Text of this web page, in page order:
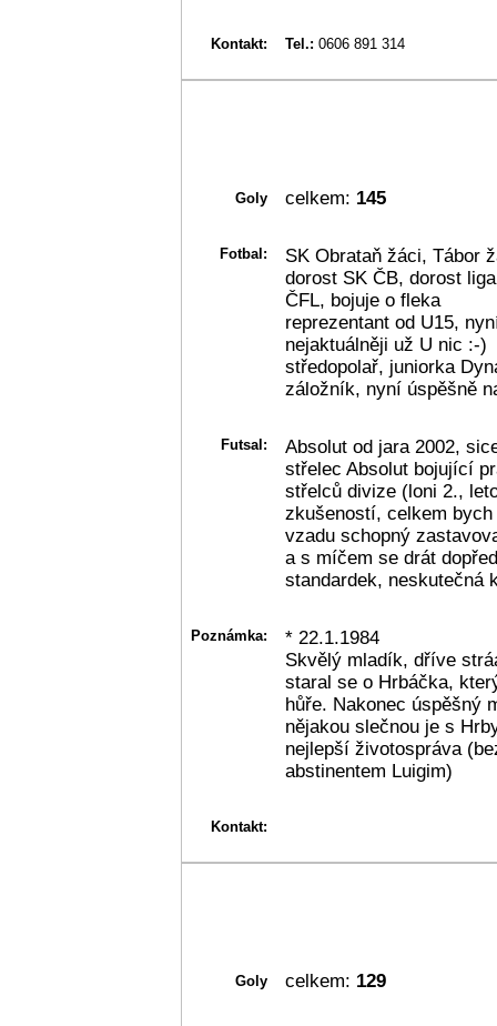
Kontakt: Tel.: 0606 891 314
Goly celkem: 145
Fotbal:
SK Obrataň žáci, Tábor
dorost SK ČB, dorost
ČFL, bojuje o fleka
reprezentant od U15,
nejaktuálněji už U nic :-)
středopolař, juniorka
záložník, nyní úspěšně
Futsal:
Absolut od jara 2002,
střelec Absolut bojující
střelců divize (loni 2.,
zkušeností, celkem
vzadu schopný
a s míčem se drát
standardek, neskutečná
Poznámka:
* 22.1.1984
Skvělý mladík, dříve
staral se o Hrbáčka,
hůře. Nakonec úspěšný
nějakou slečnou je s
nejlepší životospráva
abstinentem Luigim)
Kontakt:
Goly celkem: 129